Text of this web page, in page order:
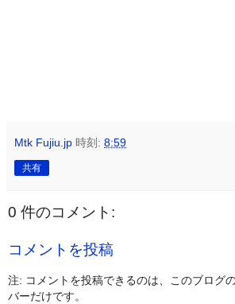
Mtk Fujiu.jp 時刻: 8:59
共有
0 件のコメント:
コメントを投稿
注: コメントを投稿できるのは、このブログ
バーだけです。